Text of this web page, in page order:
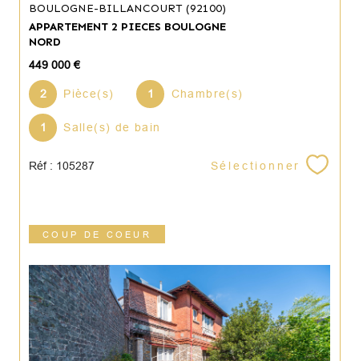
BOULOGNE-BILLANCOURT (92100)
APPARTEMENT 2 PIECES BOULOGNE
NORD
449 000 €
2 Pièce(s) 1 Chambre(s)
1 Salle(s) de bain
Réf : 105287 Sélectionner
COUP DE COEUR